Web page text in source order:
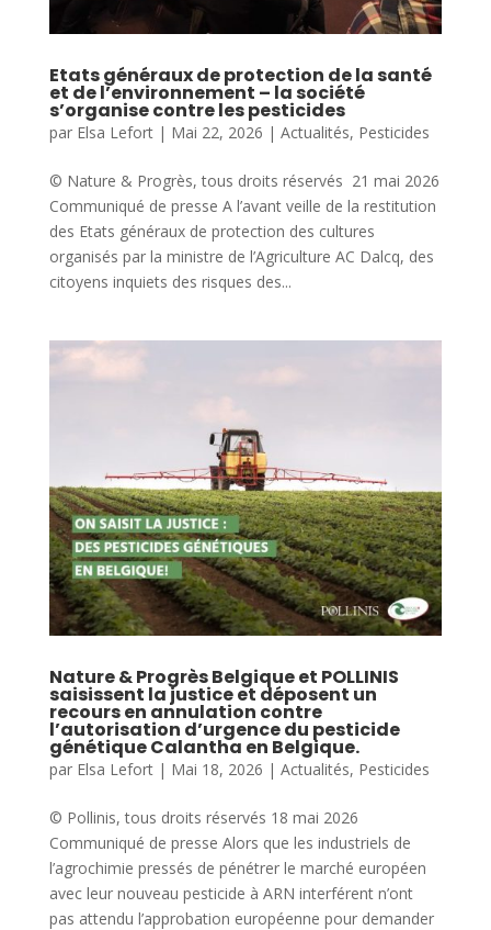
Etats généraux de protection de la santé
et de l’environnement – la société
s’organise contre les pesticides
par Elsa Lefort| Mai 22, 2026 | Actualités, Pesticides
© Nature & Progrès, tous droits réservés 21 mai 2026
Communiqué de presse A l’avant veille de la restitution
des Etats généraux de protection des cultures
organisés par la ministre de l’Agriculture AC Dalcq, des
citoyens inquiets des risques des...
Nature & Progrès Belgique et POLLINIS
saisissent la justice et déposent un
recours en annulation contre
l’autorisation d’urgence du pesticide
génétique Calantha en Belgique.
par Elsa Lefort| Mai 18, 2026 | Actualités, Pesticides
© Pollinis, tous droits réservés 18 mai 2026
Communiqué de presse Alors que les industriels de
l’agrochimie pressés de pénétrer le marché européen
avec leur nouveau pesticide à ARN interférent n’ont
pas attendu l’approbation européenne pour demander